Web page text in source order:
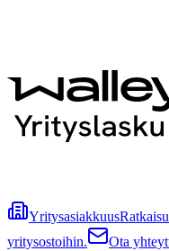
Yritysasiakkuus
yritysostoihin.
Ota